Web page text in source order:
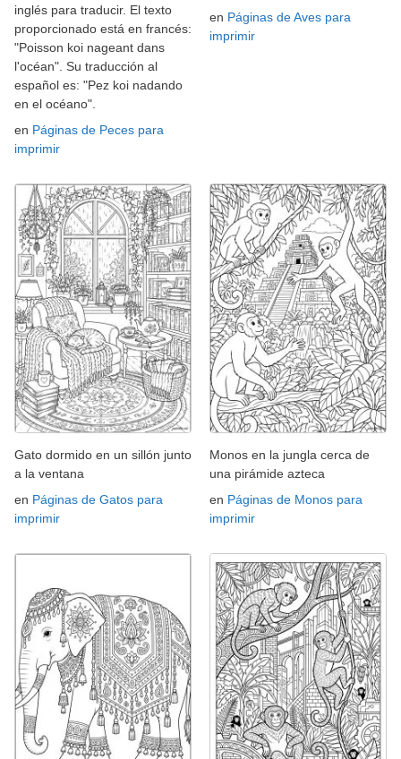
inglés para traducir. El texto
proporcionado está en francés:
"Poisson koi nageant dans
l'océan". Su traducción al
español es: "Pez koi nadando
en el océano".
en Páginas de Peces para
imprimir
en Páginas de Aves para
imprimir
Gato dormido en un sillón junto
a la ventana
en Páginas de Gatos para
imprimir
Monos en la jungla cerca de
una pirámide azteca
en Páginas de Monos para
imprimir